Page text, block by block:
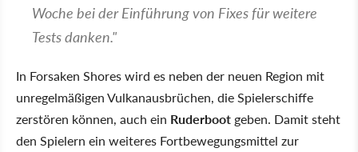
Woche bei der Einführung von Fixes für weitere
Tests danken."
In Forsaken Shores wird es neben der neuen Region mit
unregelmäßigen Vulkanausbrüchen, die Spielerschiffe
zerstören können, auch ein Ruderboot geben. Damit steht
den Spielern ein weiteres Fortbewegungsmittel zur